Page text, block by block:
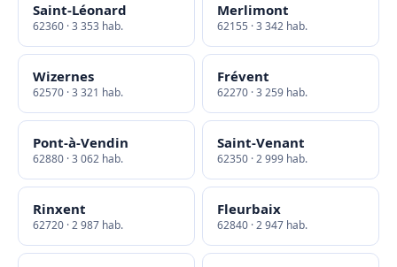
Saint-Léonard
62360 · 3 353 hab.
Merlimont
62155 · 3 342 hab.
Wizernes
62570 · 3 321 hab.
Frévent
62270 · 3 259 hab.
Pont-à-Vendin
62880 · 3 062 hab.
Saint-Venant
62350 · 2 999 hab.
Rinxent
62720 · 2 987 hab.
Fleurbaix
62840 · 2 947 hab.